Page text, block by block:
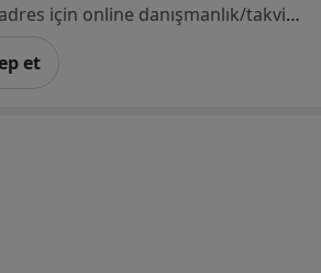
Bu uzman ilgili adres için online danışmanlık/takvim sunmuyor.
et